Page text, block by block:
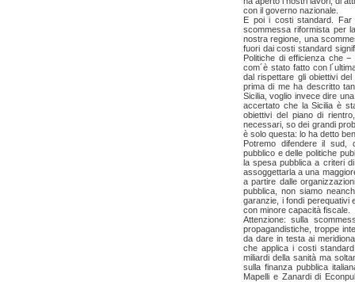
con il governo nazionale.
E poi i costi standard. Far
scommessa riformista per
nostra regione, una
fuori dai costi standard
Politiche di efficienza che
com´è stato fatto con
dal rispettare gli obiettivi
prima di me ha descritto
Sicilia, voglio invece dire
accertato che la Sicilia è
obiettivi del piano di
necessari, so dei grandi
è solo questa: lo ha detto
Potremo difendere il sud,
pubblico e delle politiche
la spesa pubblica a criteri
assoggettarla a una
a partire dalle
pubblica, non siamo
garanzie, i fondi perequativi
con minore capacità fiscale.
Attenzione: sulla
propagandistiche, troppe
da dare in testa ai
che applica i costi
miliardi della sanità ma
sulla finanza pubblica
Mapelli e Zanardi di